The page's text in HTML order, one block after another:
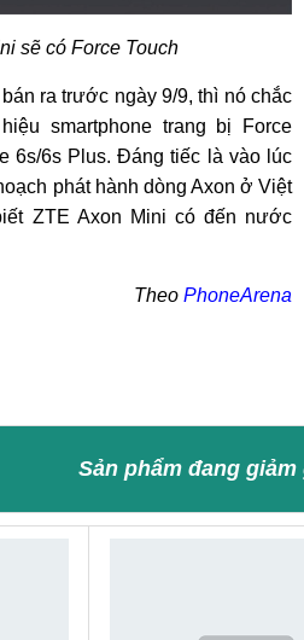
sẽ có Force Touch
ra trước ngày 9/9, thì nó chắc
smartphone trang bị Force
6s/6s Plus. Đáng tiếc là vào lúc
phát hành dòng Axon ở Việt
ZTE Axon Mini có đến nước
Theo PhoneArena
Sản phẩm đang giảm